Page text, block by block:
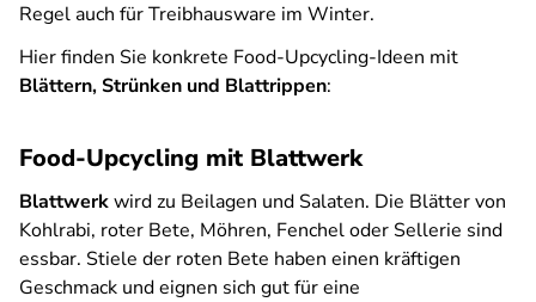
Regel auch für Treibhausware im Winter.
Hier finden Sie konkrete Food-Upcycling-Ideen mit
Blättern, Strünken und Blattrippen:
Food-Upcycling mit Blattwerk
Blattwerkwird zu Beilagen und Salaten. Die Blätter von
Kohlrabi, roter Bete, Möhren, Fenchel oder Sellerie sind
essbar. Stiele der roten Bete haben einen kräftigen
Geschmack und eignen sich gut für eine